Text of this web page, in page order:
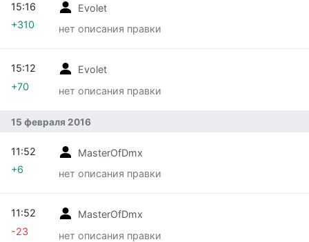
Evolet
нет описания правки
15:16
+310
Evolet
нет описания правки
15:12
+70
15 февраля 2016
MasterOfDmx
нет описания правки
11:52
+6
MasterOfDmx
нет описания правки
11:52
-23